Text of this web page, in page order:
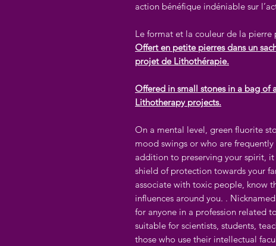
action bénéfique indéniable sur
Le format et la couleur de la pierre
Offert en petite pierres dans un
projet de Lithothérapie.
Offered in small stones in a bag of
Lithotherapy projects.
On a mental level, green fluorite
mood swings or who are
addition to preserving your spirit,
shield of protection towards your
associate with toxic people, know
influences around you. .
for anyone in a profession related
suitable for scientists, students,
those who use their intellectual